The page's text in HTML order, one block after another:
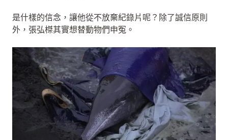
是什樣的信念，讓他從不放棄紀錄片呢？除了誠信原則
外，張弘榤其實想替動物們申冤。